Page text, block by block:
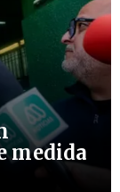
medida